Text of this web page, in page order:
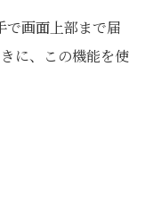
画面上部まで届
に、この機能を使